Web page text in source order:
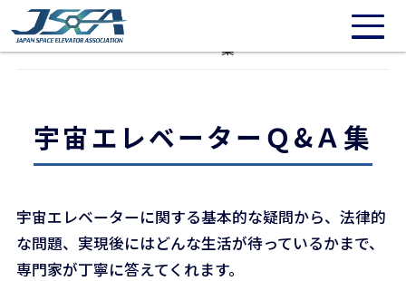
/* 20211016: Need to repair */
宇宙エレベーターとは 宇宙エレベーターＱ&Ａ
集
宇宙エレベーターＱ&Ａ集
宇宙エレベーターに関する基本的な疑問から、法律的
な問題、実現後にはどんな生活が待っているかまで、
専門家が丁寧に答えてくれます。